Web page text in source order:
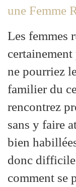
une Femme
Les femmes
ne pourriez
familier du
rencontrez
sans y faire
bien
donc difficile
comment se